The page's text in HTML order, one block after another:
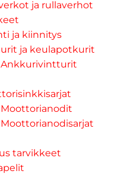
ja rullaverhot
ja kiinnitys
ja keulapotkurit
Ankkurivintturit
Moottorianodit
Moottorianodisarjat
tarvikkeet